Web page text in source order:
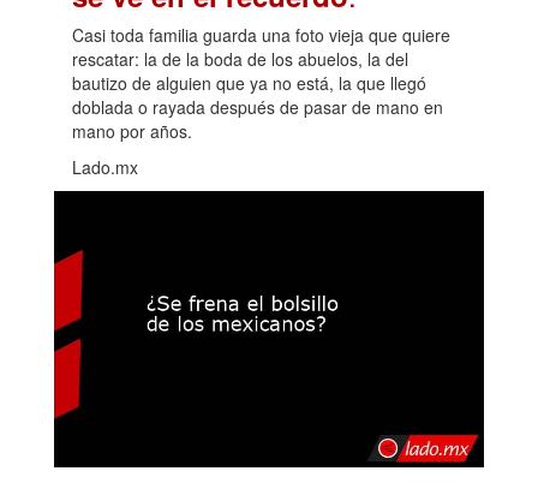
Casi toda familia guarda una foto vieja que quiere
rescatar: la de la boda de los abuelos, la del
bautizo de alguien que ya no está, la que llegó
doblada o rayada después de pasar de mano en
mano por años.
Lado.mx